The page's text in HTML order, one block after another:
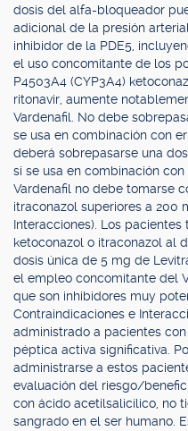
dosis del alfa-bloqueador
adicional de la presión
inhibidor de la PDE5,
el uso concomitante de los
P4503A4 (CYP3A4)
ritonavir, aumente
Vardenafil. No debe
se usa en combinación con
deberá sobrepasarse una
si se usa en combinación
Vardenafil no debe tomarse
itraconazol superiores a 200
Interacciones). Los
ketoconazol o itraconazol al
dosis única de 5 mg de
el empleo concomitante del
que son inhibidores muy
Contraindicaciones e
administrado a pacientes
péptica activa significativa.
administrarse a estos
evaluación del riesgo/
con ácido acetilsalicílico, no
sangrado en el ser humano.